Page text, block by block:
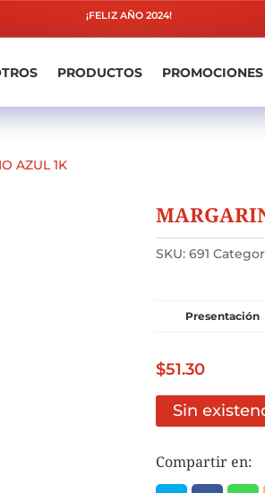
¡FELIZ AÑO 2024!
PRODUCTOS PROMOCIONES
AZUL 1K
SKU: 691
Presentación
$51.30
Sin
Compartir en: